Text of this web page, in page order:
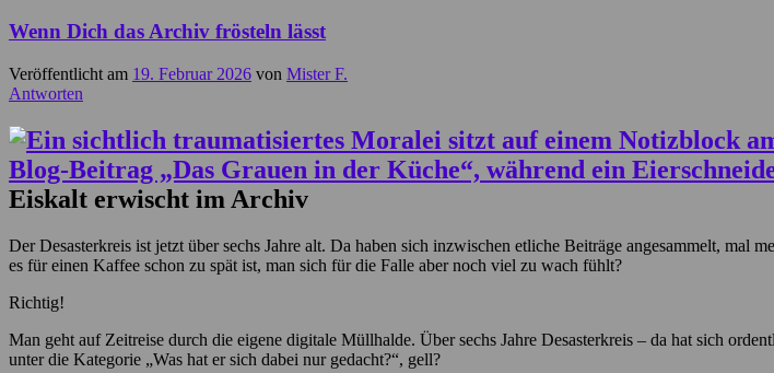
Wenn Dich das Archiv frösteln lässt
Veröffentlicht am 19. Februar 2026 von Mister F.
Antworten
Eiskalt erwischt im Archiv
Der Desasterkreis ist jetzt über sechs Jahre alt. Da haben sich inzwischen etliche Beiträge angesammelt, mal
es für einen Kaffee schon zu spät ist, man sich für die Falle aber noch viel zu wach fühlt?
Richtig!
Man geht auf Zeitreise durch die eigene digitale Müllhalde. Über sechs Jahre Desasterkreis – da hat sich
unter die Kategorie „Was hat er sich dabei nur gedacht?“, gell?